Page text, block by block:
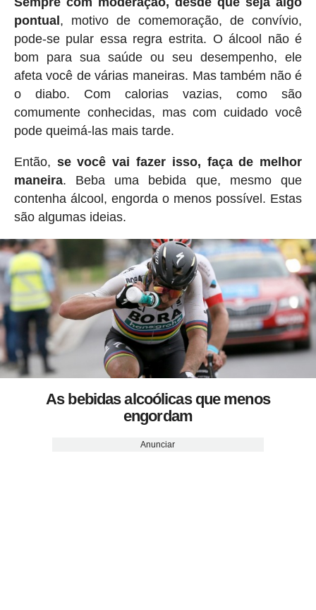
pontual, motivo de comemoração, de convívio,
pode-se pular essa regra estrita. O álcool não é
bom para sua saúde ou seu desempenho, ele
afeta você de várias maneiras. Mas também não é
o diabo. Com calorias vazias, como são
comumente conhecidas, mas com cuidado você
pode queimá-las mais tarde.
Então, se você vai fazer isso, faça de melhor
maneira. Beba uma bebida que, mesmo que
contenha álcool, engorda o menos possível. Estas
são algumas ideias.
As bebidas alcoólicas que menos
engordam
Anunciar